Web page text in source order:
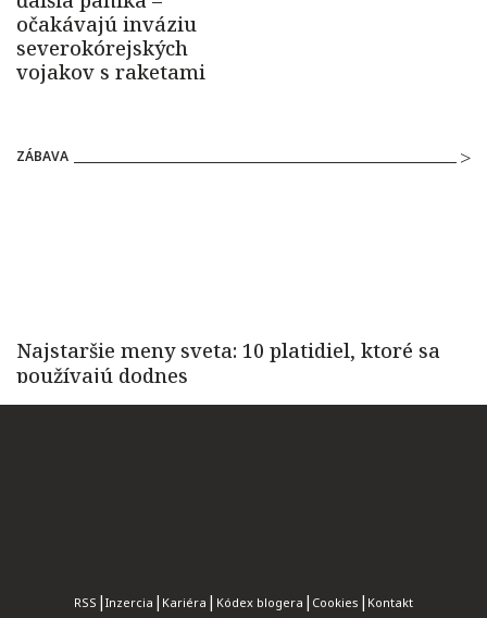
ZÁBAVA
RSS Inzercia Kariéra Kódex blogera Cookies Kontakt